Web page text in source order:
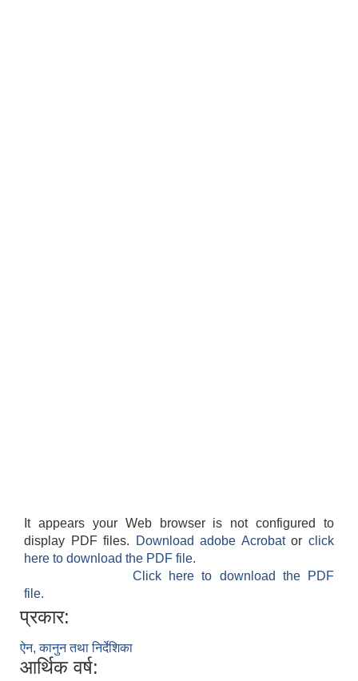
It appears your Web browser is not configured to
display PDF files.
Download adobe Acrobatorclick
here to download the PDF file.
Click here to download the PDF
file.
प्रकार:
ऐन, कानुन तथा निर्देशिका
आर्थिक वर्ष: